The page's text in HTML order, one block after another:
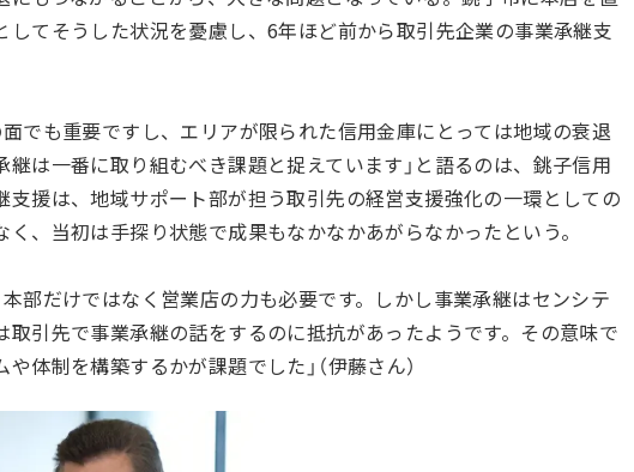
てそうした状況を憂慮し、6年ほど前から取引先企業の事業承継支
でも重要ですし、エリアが限られた信用金庫にとっては地域の衰退
は一番に取り組むべき課題と捉えています」と語るのは、銚子信用
援は、地域サポート部が担う取引先の経営支援強化の一環としての
、当初は手探り状態で成果もなかなかあがらなかったという。
部だけではなく営業店の力も必要です。しかし事業承継はセンシテ
引先で事業承継の話をするのに抵抗があったようです。その意味で
体制を構築するかが課題でした」（伊藤さん）